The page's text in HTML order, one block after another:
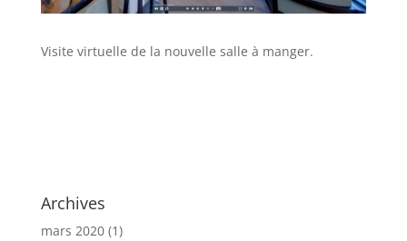
Visite virtuelle de la nouvelle salle à manger.
Archives
mars 2020(1)